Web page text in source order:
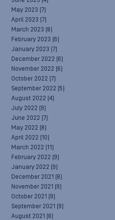
May 2023 (7)
April 2023 (7)
March 2023 (8)
February 2023 (6)
January 2023 (7)
December 2022 (6)
November 2022 (6)
October 2022 (7)
September 2022 (5)
August 2022 (4)
July 2022 (9)
June 2022 (7)
May 2022 (8)
April 2022 (10)
March 2022 (11)
February 2022 (9)
January 2022 (9)
December 2021 (8)
November 2021 (9)
October 2021 (9)
September 2021 (9)
August 2021 (8)